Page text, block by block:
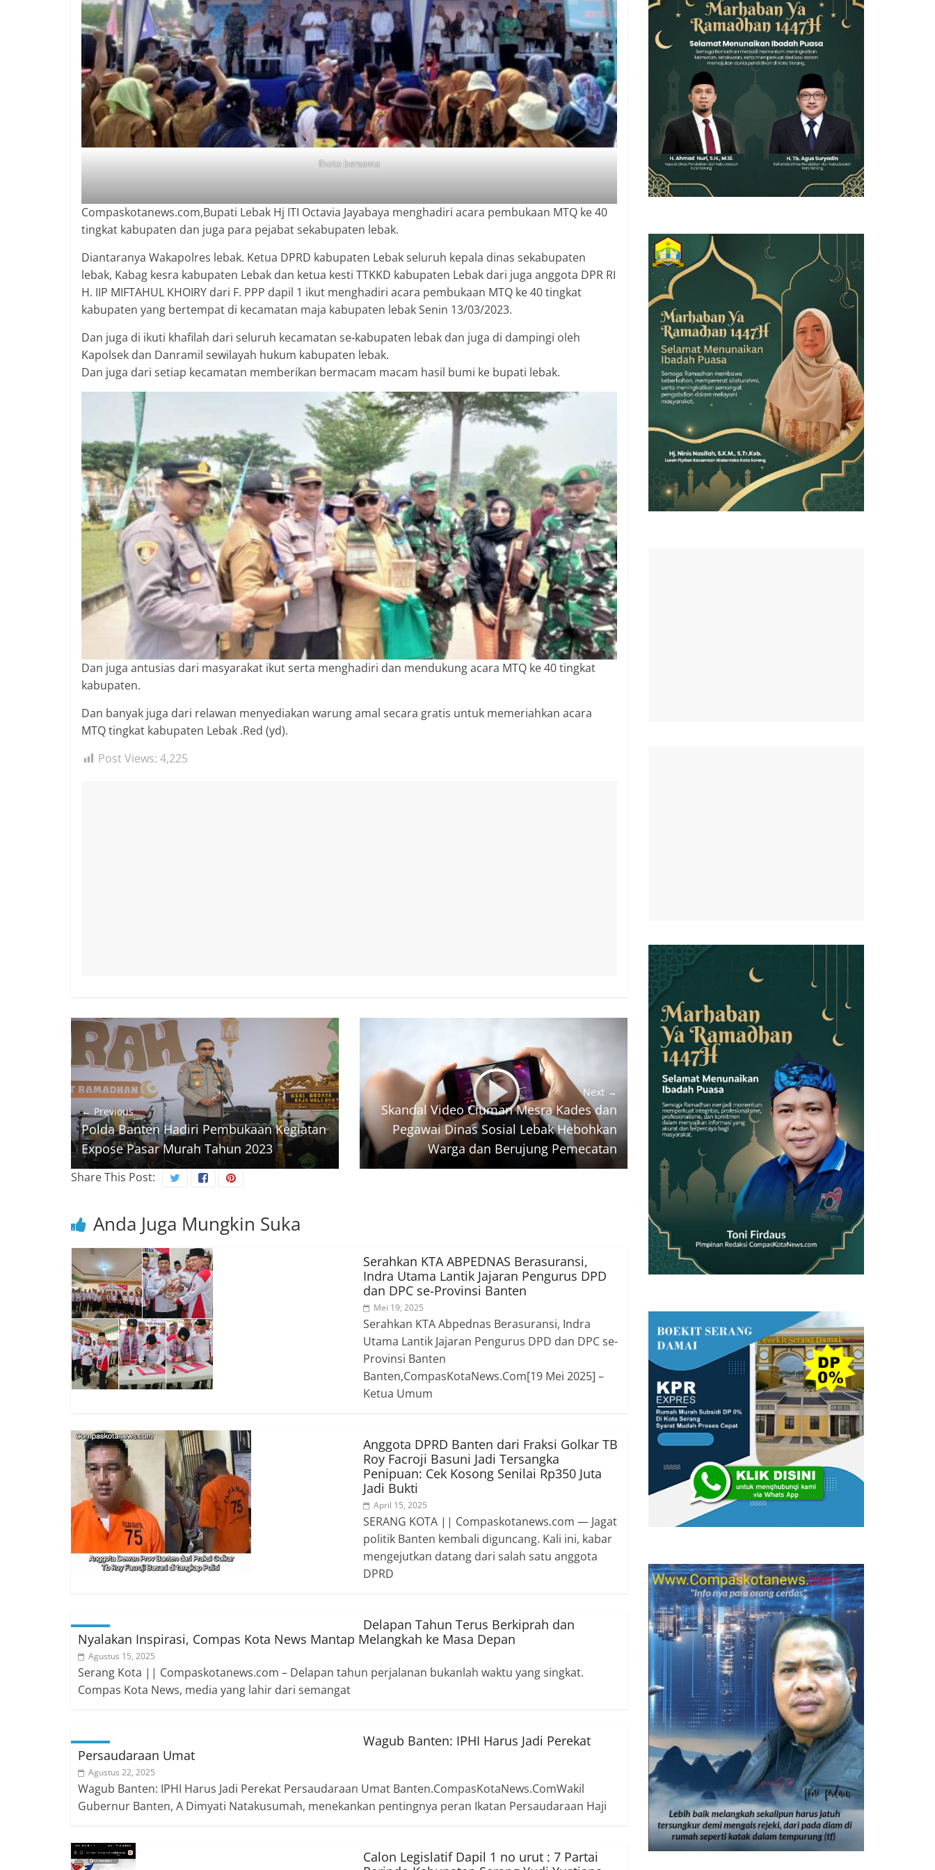
2018
sangat
berkualitas
karena
menereapkan
standar
jurnalisme
dalam
setiap
tulis
cerdas,
tajam
dan
berimbang.
fhoto bersama
Compaskotanews.com,Bupati Lebak Hj ITI Octavia Jayabaya menghadiri acara pembukaan MTQ ke 40
tingkat kabupaten dan juga para pejabat sekabupaten lebak.
Diantaranya Wakapolres lebak. Ketua DPRD kabupaten Lebak seluruh kepala dinas sekabupaten
lebak, Kabag kesra kabupaten Lebak dan ketua kesti TTKKD kabupaten Lebak dari juga anggota DPR RI
H. IIP MIFTAHUL KHOIRY dari F. PPP dapil 1 ikut menghadiri acara pembukaan MTQ ke 40 tingkat
kabupaten yang bertempat di kecamatan maja kabupaten lebak Senin 13/03/2023.
Dan juga di ikuti khafilah dari seluruh kecamatan se-kabupaten lebak dan juga di dampingi oleh
Kapolsek dan Danramil sewilayah hukum kabupaten lebak.
Dan juga dari setiap kecamatan memberikan bermacam macam hasil bumi ke bupati lebak.
Dan juga antusias dari masyarakat ikut serta menghadiri dan mendukung acara MTQ ke 40 tingkat
kabupaten.
Dan banyak juga dari relawan menyediakan warung amal secara gratis untuk memeriahkan acara
MTQ tingkat kabupaten Lebak .Red (yd).
Post Views: 4,225
← Previous
Polda Banten Hadiri Pembukaan Kegiatan
Expose Pasar Murah Tahun 2023
Next →
Skandal Video Ciuman Mesra Kades dan
Pegawai Dinas Sosial Lebak Hebohkan
Warga dan Berujung Pemecatan
Share This Post:
Anda Juga Mungkin Suka
Serahkan KTA ABPEDNAS Berasuransi,
Indra Utama Lantik Jajaran Pengurus DPD
dan DPC se-Provinsi Banten
Mei 19, 2025
Serahkan KTA Abpednas Berasuransi, Indra
Utama Lantik Jajaran Pengurus DPD dan DPC se-
Provinsi Banten
Banten,CompasKotaNews.Com[19 Mei 2025] –
Ketua Umum
Anggota DPRD Banten dari Fraksi Golkar TB
Roy Facroji Basuni Jadi Tersangka
Penipuan: Cek Kosong Senilai Rp350 Juta
Jadi Bukti
April 15, 2025
SERANG KOTA || Compaskotanews.com — Jagat
politik Banten kembali diguncang. Kali ini, kabar
mengejutkan datang dari salah satu anggota
DPRD
Delapan Tahun Terus Berkiprah dan
Nyalakan Inspirasi, Compas Kota News Mantap Melangkah ke Masa Depan
Agustus 15, 2025
Serang Kota || Compaskotanews.com – Delapan tahun perjalanan bukanlah waktu yang singkat.
Compas Kota News, media yang lahir dari semangat
Wagub Banten: IPHI Harus Jadi Perekat
Persaudaraan Umat
Agustus 22, 2025
Wagub Banten: IPHI Harus Jadi Perekat Persaudaraan Umat Banten.CompasKotaNews.ComWakil
Gubernur Banten, A Dimyati Natakusumah, menekankan pentingnya peran Ikatan Persaudaraan Haji
Calon Legislatif Dapil 1 no urut : 7 Partai